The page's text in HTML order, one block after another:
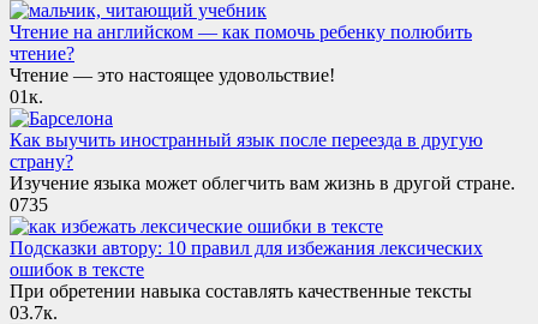
Чтение на английском — как помочь ребенку полюбить
чтение?
Чтение — это настоящее удовольствие!
01к.
Как выучить иностранный язык после переезда в другую
страну?
Изучение языка может облегчить вам жизнь в другой стране.
0735
Подсказки автору: 10 правил для избежания лексических
ошибок в тексте
При обретении навыка составлять качественные тексты
03.7к.